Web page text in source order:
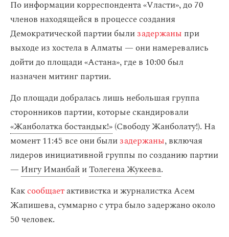
По информации корреспондента «Vласти», до 70
членов находящейся в процессе создания
Демократической партии былизадержаны при
выходе из хостела в Алматы — они намеревались
дойти до площади «Астана», где в 10:00 был
назначен митинг партии.
До площади добралась лишь небольшая группа
сторонников партии, которые скандировали
«Жанболатка бостандык!»(Свободу Жанболату!). На
момент 11:45 все они былизадержаны, включая
лидеров инициативной группы по созданию партии
—Ингу ИманбайиТолегена Жукеева.
Каксообщаетактивистка и журналистка Асем
Жапишева, суммарно с утра было задержано около
50 человек.